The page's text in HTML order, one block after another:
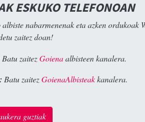
ESKUKO TELEFONOAN
nabarmenenak eta azken ordukoak
zaitez doan!
Batu zaitezGoienaalbisteen kanalera.
Batu zaitezGoienaAlbisteakkanalera.
guztiak